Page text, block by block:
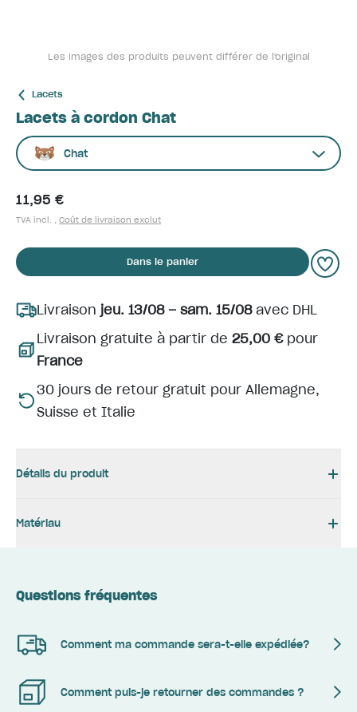
Les images des produits peuvent différer de l'original
Lacets
Lacets à cordon Chat
Chat
11,95 €
TVA incl. , Coût de livraison exclut
Dans le panier
Livraison jeu. 13/08 – sam. 15/08avec DHL
Livraison gratuite à partir de 25,00 €pour
France
30 jours de retour gratuit pour Allemagne,
Suisse et Italie
Détails du produit
Matériau
Questions fréquentes
Comment ma commande sera-t-elle expédiée?
Comment puis-je retourner des commandes ?